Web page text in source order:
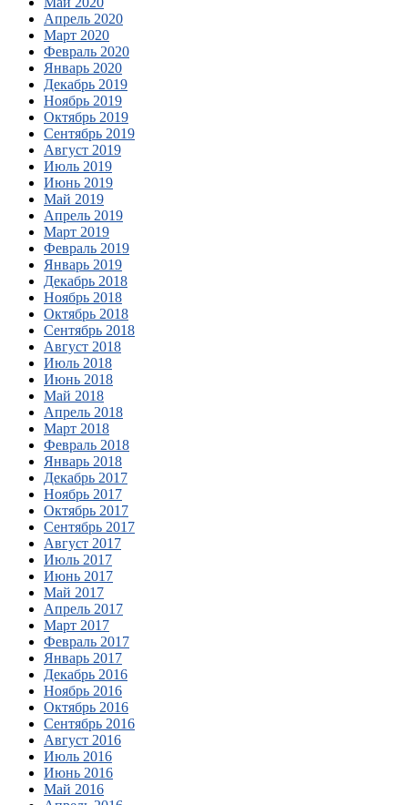
Апрель 2020
Март 2020
Февраль 2020
Январь 2020
Декабрь 2019
Ноябрь 2019
Октябрь 2019
Сентябрь 2019
Август 2019
Июль 2019
Июнь 2019
Май 2019
Апрель 2019
Март 2019
Февраль 2019
Январь 2019
Декабрь 2018
Ноябрь 2018
Октябрь 2018
Сентябрь 2018
Август 2018
Июль 2018
Июнь 2018
Май 2018
Апрель 2018
Март 2018
Февраль 2018
Январь 2018
Декабрь 2017
Ноябрь 2017
Октябрь 2017
Сентябрь 2017
Август 2017
Июль 2017
Июнь 2017
Май 2017
Апрель 2017
Март 2017
Февраль 2017
Январь 2017
Декабрь 2016
Ноябрь 2016
Октябрь 2016
Сентябрь 2016
Август 2016
Июль 2016
Июнь 2016
Май 2016